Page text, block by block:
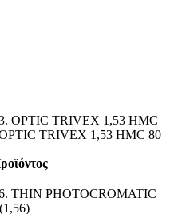
TRIVEX 1,53 HMC 80